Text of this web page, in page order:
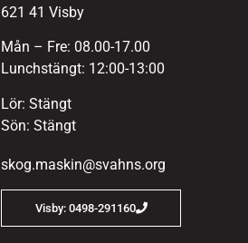
621 41 Visby
Mån – Fre: 08.00-17.00
Lunchstängt: 12:00-13:00
Lör: Stängt
Sön: Stängt
skog.maskin@svahns.org
Visby: 0498-291160